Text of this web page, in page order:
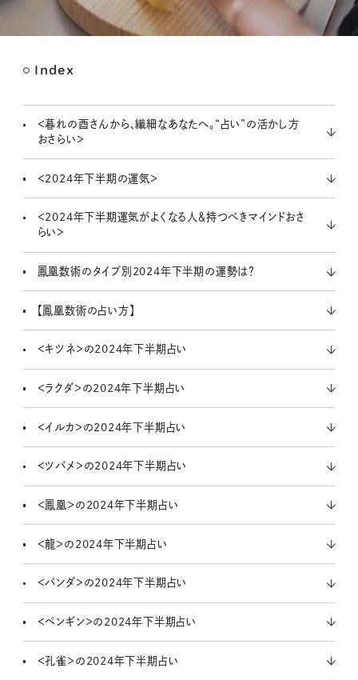
e
Index
＜暮れの酉さんから、繊細なあなたへ。“占い”の活かし方
おさらい＞
＜2024年下半期の運気＞
＜2024年下半期運気がよくなる人＆持つべきマインドおさ
らい＞
鳳凰数術のタイプ別2024年下半期の運勢は？
【鳳凰数術の占い方】
＜キツネ＞の2024年下半期占い
＜ラクダ＞の2024年下半期占い
＜イルカ＞の2024年下半期占い
＜ツバメ＞の2024年下半期占い
＜鳳凰＞の2024年下半期占い
＜龍＞の2024年下半期占い
＜パンダ＞の2024年下半期占い
＜ペンギン＞の2024年下半期占い
＜孔雀＞の2024年下半期占い